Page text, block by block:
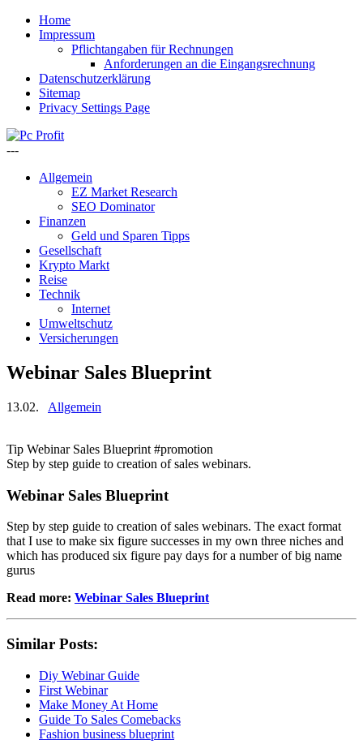
Home
Impressum
Pflichtangaben für Rechnungen
Anforderungen an die Eingangsrechnung
Datenschutzerklärung
Sitemap
Privacy Settings Page
---
Allgemein
EZ Market Research
SEO Dominator
Finanzen
Geld und Sparen Tipps
Gesellschaft
Krypto Markt
Reise
Technik
Internet
Umweltschutz
Versicherungen
Webinar Sales Blueprint
13.02. Allgemein
Tip Webinar Sales Blueprint #promotion
Step by step guide to creation of sales webinars.
Webinar Sales Blueprint
Step by step guide to creation of sales webinars. The exact format
that I use to make six figure successes in my own three niches and
which has produced six figure pay days for a number of big name
gurus
Read more: Webinar Sales Blueprint
Similar Posts:
Diy Webinar Guide
First Webinar
Make Money At Home
Guide To Sales Comebacks
Fashion business blueprint